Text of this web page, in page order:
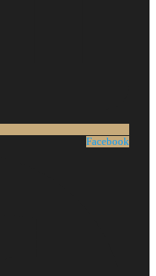
Facebook